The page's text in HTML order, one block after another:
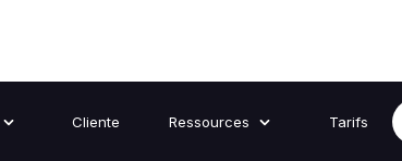
Cliente Ressources Tarifs